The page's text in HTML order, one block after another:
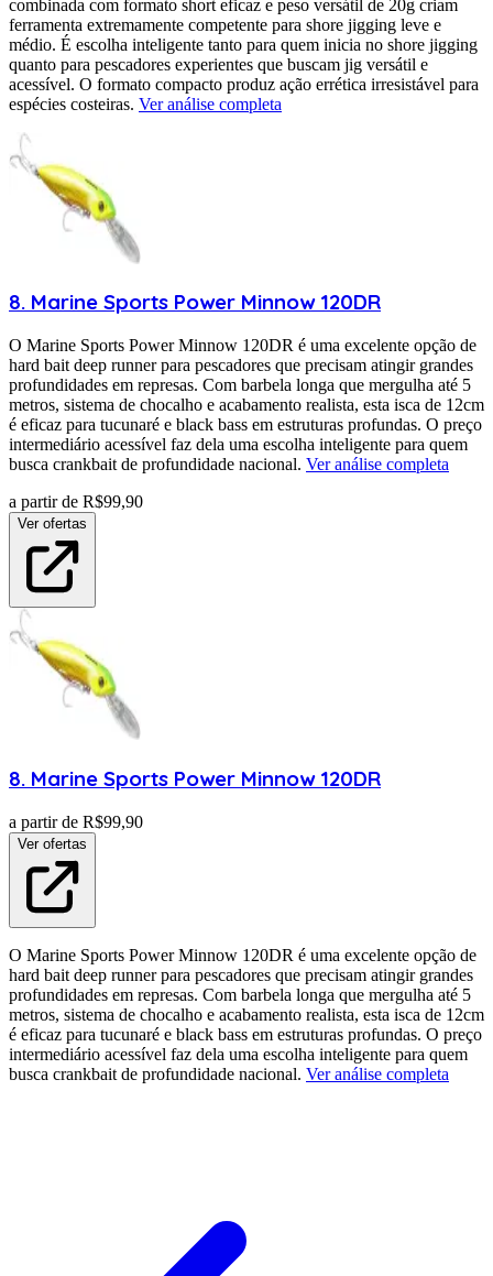
combinada com formato short eficaz e peso versátil de 20g criam
ferramenta extremamente competente para shore jigging leve e
médio. É escolha inteligente tanto para quem inicia no shore jigging
quanto para pescadores experientes que buscam jig versátil e
acessível. O formato compacto produz ação errética irresistável para
espécies costeiras. Ver análise completa
8. Marine Sports Power Minnow 120DR
O Marine Sports Power Minnow 120DR é uma excelente opção de
hard bait deep runner para pescadores que precisam atingir grandes
profundidades em represas. Com barbela longa que mergulha até 5
metros, sistema de chocalho e acabamento realista, esta isca de 12cm
é eficaz para tucunaré e black bass em estruturas profundas. O preço
intermediário acessível faz dela uma escolha inteligente para quem
busca crankbait de profundidade nacional. Ver análise completa
a partir de R$99,90
Ver ofertas
8. Marine Sports Power Minnow 120DR
a partir de R$99,90
Ver ofertas
O Marine Sports Power Minnow 120DR é uma excelente opção de
hard bait deep runner para pescadores que precisam atingir grandes
profundidades em represas. Com barbela longa que mergulha até 5
metros, sistema de chocalho e acabamento realista, esta isca de 12cm
é eficaz para tucunaré e black bass em estruturas profundas. O preço
intermediário acessível faz dela uma escolha inteligente para quem
busca crankbait de profundidade nacional. Ver análise completa